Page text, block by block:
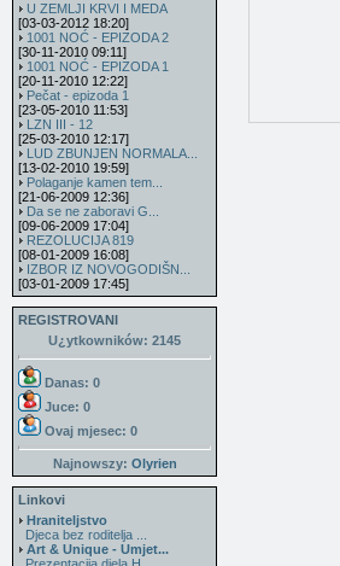
U ZEMLJI KRVI I MEDA
[03-03-2012 18:20]
1001 NOĆ - EPIZODA 2
[30-11-2010 09:11]
1001 NOĆ - EPIZODA 1
[20-11-2010 12:22]
Pečat - epizoda 1
[23-05-2010 11:53]
LZN III - 12
[25-03-2010 12:17]
LUD ZBUNJEN NORMALA...
[13-02-2010 19:59]
Polaganje kamen tem...
[21-06-2009 12:36]
Da se ne zaboravi G...
[09-06-2009 17:04]
REZOLUCIJA 819
[08-01-2009 16:08]
IZBOR IZ NOVOGODIŠN...
[03-01-2009 17:45]
REGISTROVANI
U¿ytkowników: 2145
Danas: 0
Juce: 0
Ovaj mjesec: 0
Najnowszy: Olyrien
Linkovi
Hraniteljstvo
Djeca bez roditelja ...
Art & Unique - Umjet...